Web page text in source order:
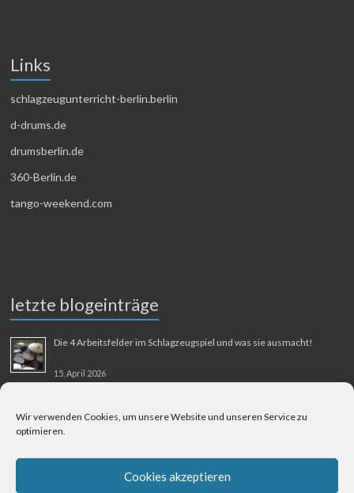
Wir verwenden Cookies, um unsere Website und unseren Service zu
optimieren.
Cookies akzeptieren
Links
schlagzeugunterricht-berlin.berlin
d-drums.de
drumsberlin.de
360-Berlin.de
tango-weekend.com
letzte blogeinträge
Die 4 Arbeitsfelder im Schlagzeugspiel und was sie ausmacht!
15. April 2026
31. August 2025
Berliner Flughafen Tegel – Berlin-Bangkok